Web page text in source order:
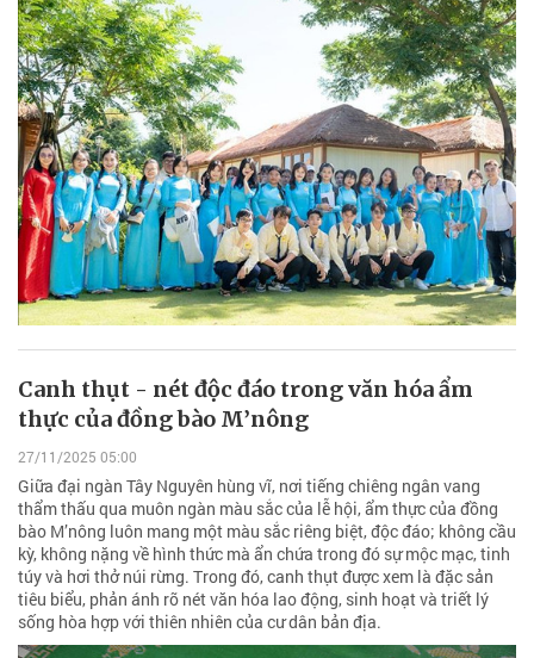
Canh thụt - nét độc đáo trong văn hóa ẩm
thực của đồng bào M’nông
27/11/2025 05:00
Giữa đại ngàn Tây Nguyên hùng vĩ, nơi tiếng chiêng ngân vang
thẩm thấu qua muôn ngàn màu sắc của lễ hội, ẩm thực của đồng
bào M’nông luôn mang một màu sắc riêng biệt, độc đáo; không cầu
kỳ, không nặng về hình thức mà ẩn chứa trong đó sự mộc mạc, tinh
túy và hơi thở núi rừng. Trong đó, canh thụt được xem là đặc sản
tiêu biểu, phản ánh rõ nét văn hóa lao động, sinh hoạt và triết lý
sống hòa hợp với thiên nhiên của cư dân bản địa.